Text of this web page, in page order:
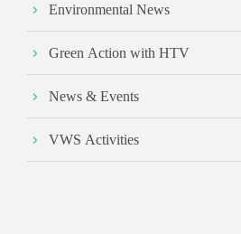
Environmental News
Green Action with HTV
News & Events
VWS Activities